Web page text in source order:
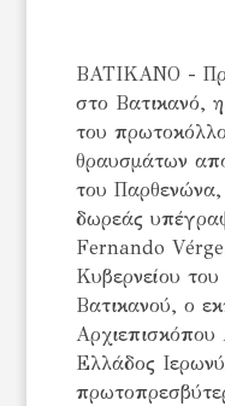
ΒΑΤΙΚΑΝΟ -
στο Βατικανό,
του
θραυσμάτων
του
δωρεάς
Fernando
Κυβερνείου
Βατικανού, ο
Ελλάδος